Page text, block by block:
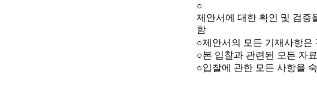
○
제안서에 대한 확인 및 검증
함
○제안서의 모든 기재사항은
○본 입찰과 관련된 모든 자
○입찰에 관한 모든 사항을